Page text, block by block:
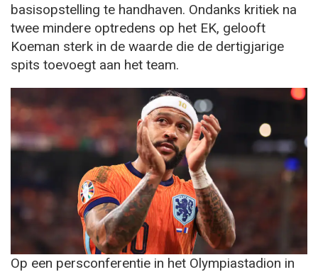
basisopstelling te handhaven. Ondanks kritiek na
twee mindere optredens op het EK, gelooft
Koeman sterk in de waarde die de dertigjarige
spits toevoegt aan het team.
Op een persconferentie in het Olympiastadion in